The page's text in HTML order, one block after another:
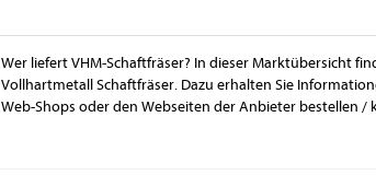
Wer liefert VHM-Schaftfräser? In dieser Marktübersicht
Vollhartmetall Schaftfräser. Dazu erhalten Sie
Web-Shops oder den Webseiten der Anbieter bestellen /